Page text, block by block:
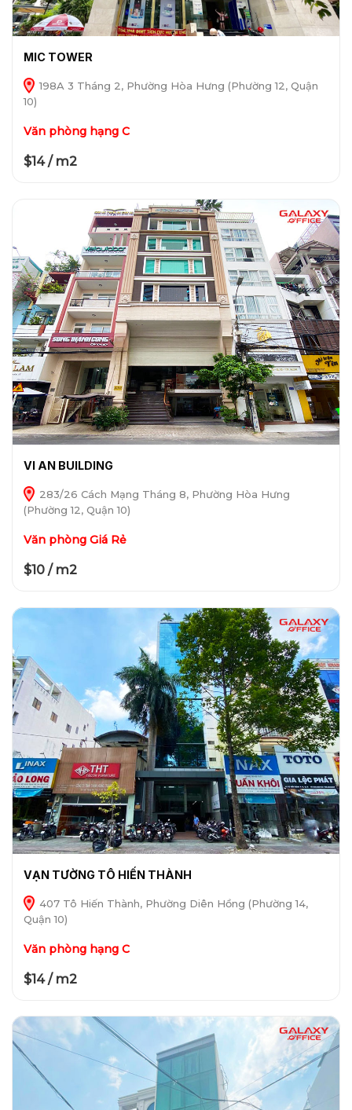
MIC TOWER
198A 3 Tháng 2, Phường Hòa Hưng (Phường 12, Quận
10)
Văn phòng hạng C
$14 / m2
VI AN BUILDING
283/26 Cách Mạng Tháng 8, Phường Hòa Hưng
(Phường 12, Quận 10)
Văn phòng Giá Rẻ
$10 / m2
VẠN TƯỜNG TÔ HIẾN THÀNH
407 Tô Hiến Thành, Phường Diên Hồng (Phường 14,
Quận 10)
Văn phòng hạng C
$14 / m2